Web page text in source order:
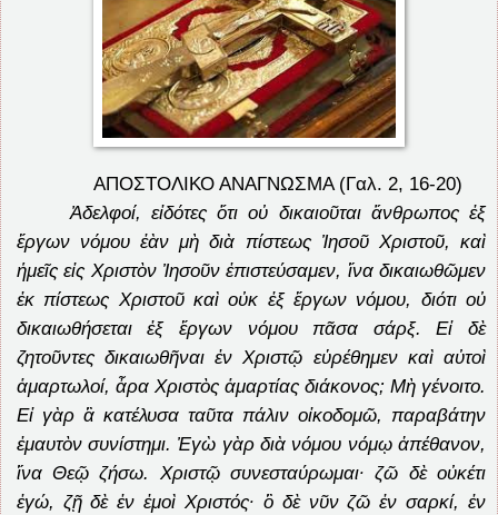
ΑΠΟΣΤΟΛΙΚΟ ΑΝΑΓΝΩΣΜΑ (Γαλ. 2, 16-20)
Ἀδελφοί, εἰδότες ὅτι οὐ δικαιοῦται ἄνθρωπος ἐξ
ἔργων νόμου ἐὰν μὴ διὰ πίστεως Ἰησοῦ Χριστοῦ, καὶ
ἡμεῖς εἰς Χριστὸν Ἰησοῦν ἐπιστεύσαμεν, ἵνα δικαιωθῶμεν
ἐκ πίστεως Χριστοῦ καὶ οὐκ ἐξ ἔργων νόμου, διότι οὐ
δικαιωθήσεται ἐξ ἔργων νόμου πᾶσα σάρξ. Εἰ δὲ
ζητοῦντες δικαιωθῆναι ἐν Χριστῷ εὑρέθημεν καὶ αὐτοὶ
ἁμαρτωλοί, ἆρα Χριστὸς ἁμαρτίας διάκονος; Μὴ γένοιτο.
Εἰ γὰρ ἃ κατέλυσα ταῦτα πάλιν οἰκοδομῶ, παραβάτην
ἐμαυτὸν συνίστημι. Ἐγὼ γὰρ διὰ νόμου νόμῳ ἀπέθανον,
ἵνα Θεῷ ζήσω. Χριστῷ συνεσταύρωμαι· ζῶ δὲ οὐκέτι
ἐγώ, ζῇ δὲ ἐν ἐμοὶ Χριστός· ὃ δὲ νῦν ζῶ ἐν σαρκί, ἐν